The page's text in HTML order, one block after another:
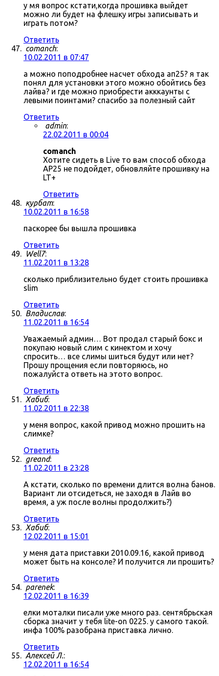
у мя вопрос кстати,когда прошивка выйдет
можно ли будет на флешку игры записывать и
играть потом?
Ответить
comanch:
10.02.2011 в 07:47
а можно поподробнее насчет обхода ап25? я так
понял для установки этого можно обойтись без
лайва? и где можно приобрести акккаунты с
левыми поинтами? спасибо за полезный сайт
Ответить
admin:
22.02.2011 в 00:04
comanch
Хотите сидеть в Live то вам способ обхода
AP25 не подойдет, обновляйте прошивку на
LT+
Ответить
курбат:
10.02.2011 в 16:58
паскорее бы вышла прошивка
Ответить
Well7:
11.02.2011 в 13:28
сколько приблизительно будет стоить прошивка
slim
Ответить
Владислав:
11.02.2011 в 16:54
Уважаемый админ… Вот продал старый бокс и
покупаю новый слим с кинектом и хочу
спросить… все слимы шиться будут или нет?
Прошу прощения если повторяюсь, но
пожалуйста ответь на этото вопрос.
Ответить
Хабиб:
11.02.2011 в 22:38
у меня вопрос, какой привод можно прошить на
слимке?
Ответить
greand:
11.02.2011 в 23:28
А кстати, сколько по времени длится волна банов.
Вариант ли отсидеться, не заходя в Лайв во
время, а уж после волны продолжить?)
Ответить
Хабиб:
12.02.2011 в 15:01
у меня дата приставки 2010.09.16, какой привод
может быть на консоле? И получится ли прошить?
Ответить
parenek:
12.02.2011 в 16:39
елки моталки писали уже много раз. сентябрьская
сборка значит у тебя lite-on 0225. у самого такой.
инфа 100% разобрана приставка лично.
Ответить
Алексей Л.:
12.02.2011 в 16:54